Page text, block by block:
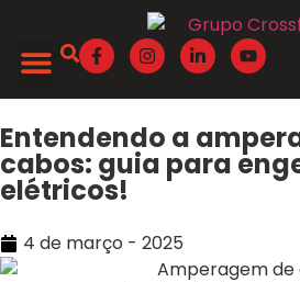
Entendendo a
cabos: guia para
elétricos!
4 de março - 2025